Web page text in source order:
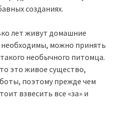
созданиях.
лет живут домашние
необходимы, можно принять
необычного питомца.
это живое существо,
поэтому прежде чем
взвесить все «за» и